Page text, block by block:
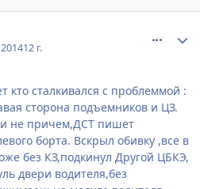
12 г.
кто сталкивался с проблеммой :
сторона подъемников и ЦЗ.
не причем,ДСТ пишет
борта. Вскрыл обивку ,все в
без КЗ,подкинул Другой ЦБКЭ,
двери водителя,без